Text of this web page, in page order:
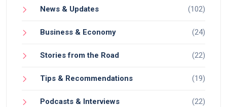
News & Updates (102)
Business & Economy (24)
Stories from the Road (22)
Tips & Recommendations (19)
Podcasts & Interviews (22)